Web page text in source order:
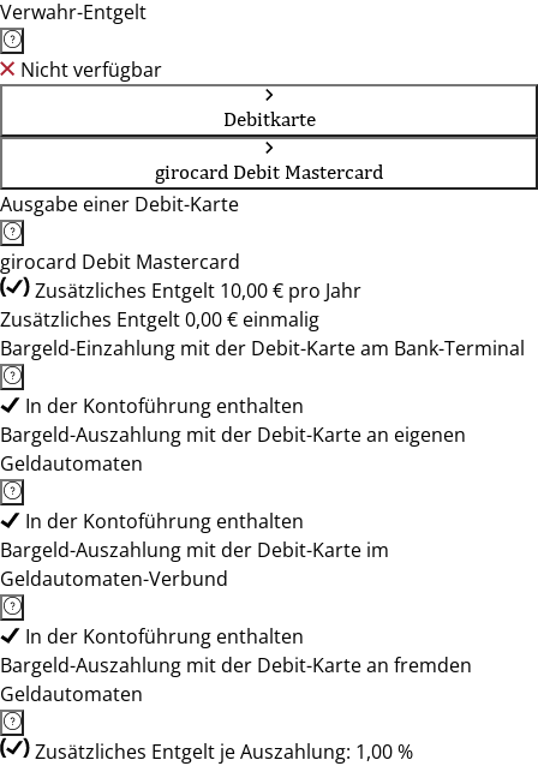
Verwahr-Entgelt
Nicht verfügbar
Debitkarte
girocard Debit Mastercard
Ausgabe einer Debit-Karte
girocard Debit Mastercard
Zusätzliches Entgelt 10,00 € pro Jahr
Zusätzliches Entgelt 0,00 € einmalig
Bargeld-Einzahlung mit der Debit-Karte am Bank-Terminal
In der Kontoführung enthalten
Bargeld-Auszahlung mit der Debit-Karte an eigenen
Geldautomaten
In der Kontoführung enthalten
Bargeld-Auszahlung mit der Debit-Karte im
Geldautomaten-Verbund
In der Kontoführung enthalten
Bargeld-Auszahlung mit der Debit-Karte an fremden
Geldautomaten
Zusätzliches Entgelt je Auszahlung: 1,00 %